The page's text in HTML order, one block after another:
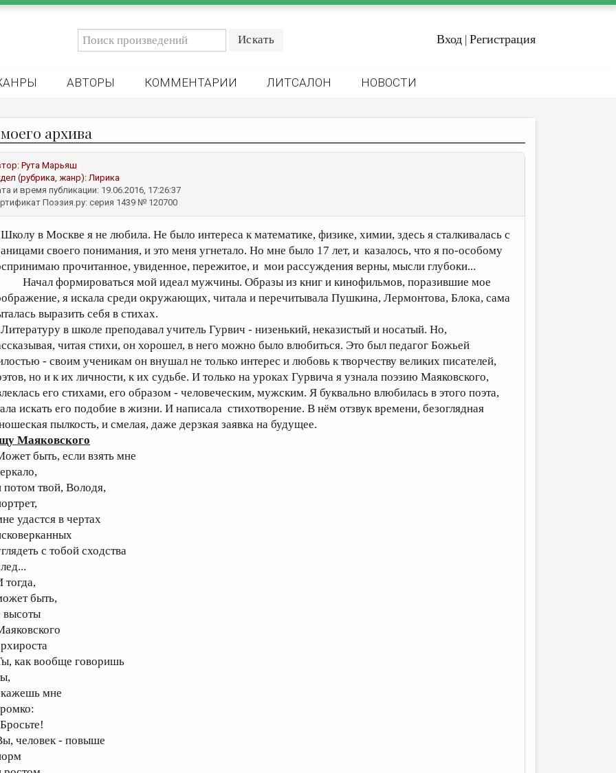
Вход | Регистрация
АВТОРЫ КОММЕНТАРИИ ЛИТСАЛОН НОВОСТИ
архива
Рута Марьяш
(рубрика, жанр):Лирика
и время публикации: 19.06.2016, 17:26:37
Поэзия.ру: серия 1439 № 120700
в Москве я не любила. Не было интереса к математике, физике, химии, здесь я сталкивалась с
своего понимания, и это меня угнетало. Но мне было 17 лет, и казалось, что я по-особому
прочитанное, увиденное, пережитое, и мои рассуждения верны, мысли глубоки...
формироваться мой идеал мужчины. Образы из книг и кинофильмов, поразившие мое
я искала среди окружающих, читала и перечитывала Пушкина, Лермонтова, Блока, сама
выразить себя в стихах.
в школе преподавал учитель Гурвич - низенький, неказистый и носатый. Но,
читая стихи, он хорошел, в него можно было влюбиться. Это был педагог Божьей
- своим ученикам он внушал не только интерес и любовь к творчеству великих писателей,
но и к их личности, к их судьбе. И только на уроках Гурвича я узнала поэзию Маяковского,
его стихами, его образом - человеческим, мужским. Я буквально влюбилась в этого поэта,
искать его подобие в жизни. И написала стихотворение. В нём отзвук времени, безоглядная
пылкость, и смелая, даже дерзкая заявка на будущее.
Маяковского
быть, если взять мне
потом твой, Володя,
удастся в чертах
с тобой сходства
тогда,
быть,
высоты
как вообще говоришь
мне
человек - повыше